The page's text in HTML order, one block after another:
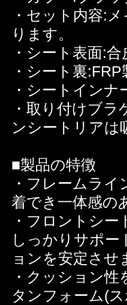
・セット内容:
ります。
・シート表面:合
・シート裏:FRP
・シートイン
・取り付けブ
ンシートリアは
■製品の特徴
・フレームラ
着でき一体感の
・フロントシ
しっかりサポ
ョンを安定させ
・クッション
タンフォーム(